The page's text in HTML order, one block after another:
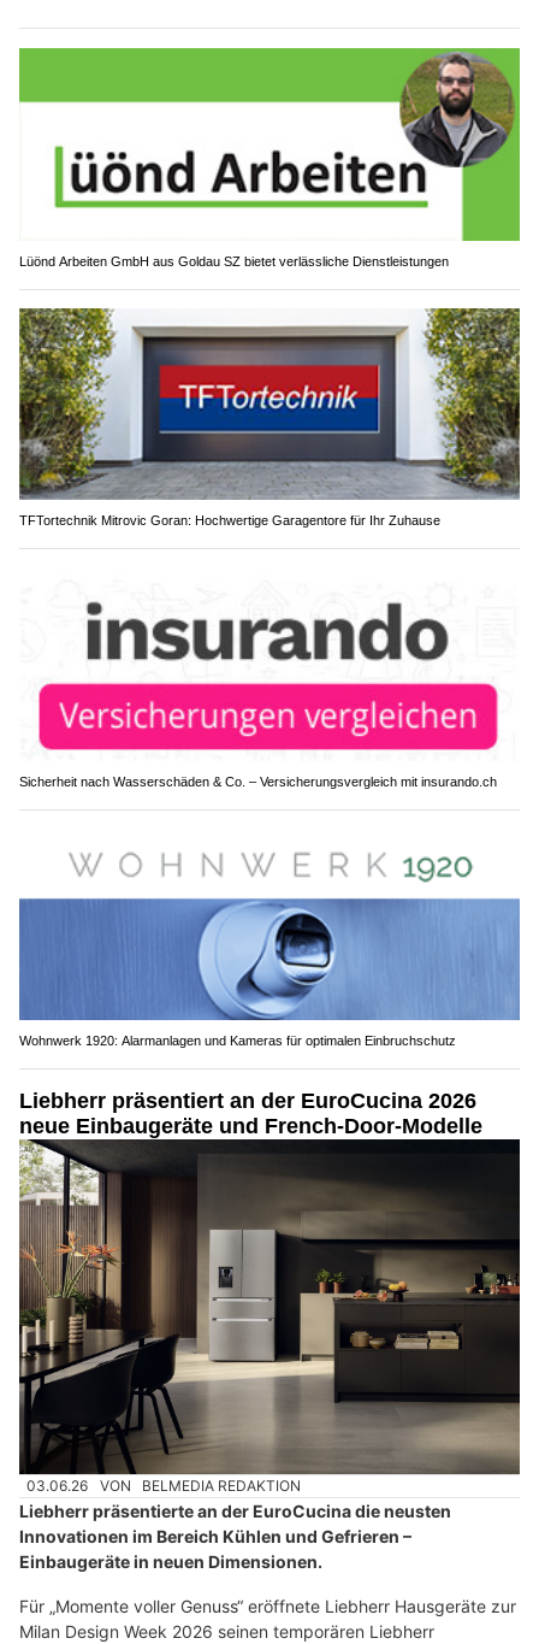
Lüönd Arbeiten GmbH aus Goldau SZ bietet verlässliche Dienstleistungen
TFTortechnik Mitrovic Goran: Hochwertige Garagentore für Ihr Zuhause
Sicherheit nach Wasserschäden & Co. – Versicherungsvergleich mit insurando.ch
Wohnwerk 1920: Alarmanlagen und Kameras für optimalen Einbruchschutz
Liebherr präsentiert an der EuroCucina 2026
neue Einbaugeräte und French-Door-Modelle
03.06.26 VON BELMEDIA REDAKTION
Liebherr präsentierte an der EuroCucina die neusten
Innovationen im Bereich Kühlen und Gefrieren –
Einbaugeräte in neuen Dimensionen.
Für „Momente voller Genuss“ eröffnete Liebherr Hausgeräte zur
Milan Design Week 2026 seinen temporären Liebherr